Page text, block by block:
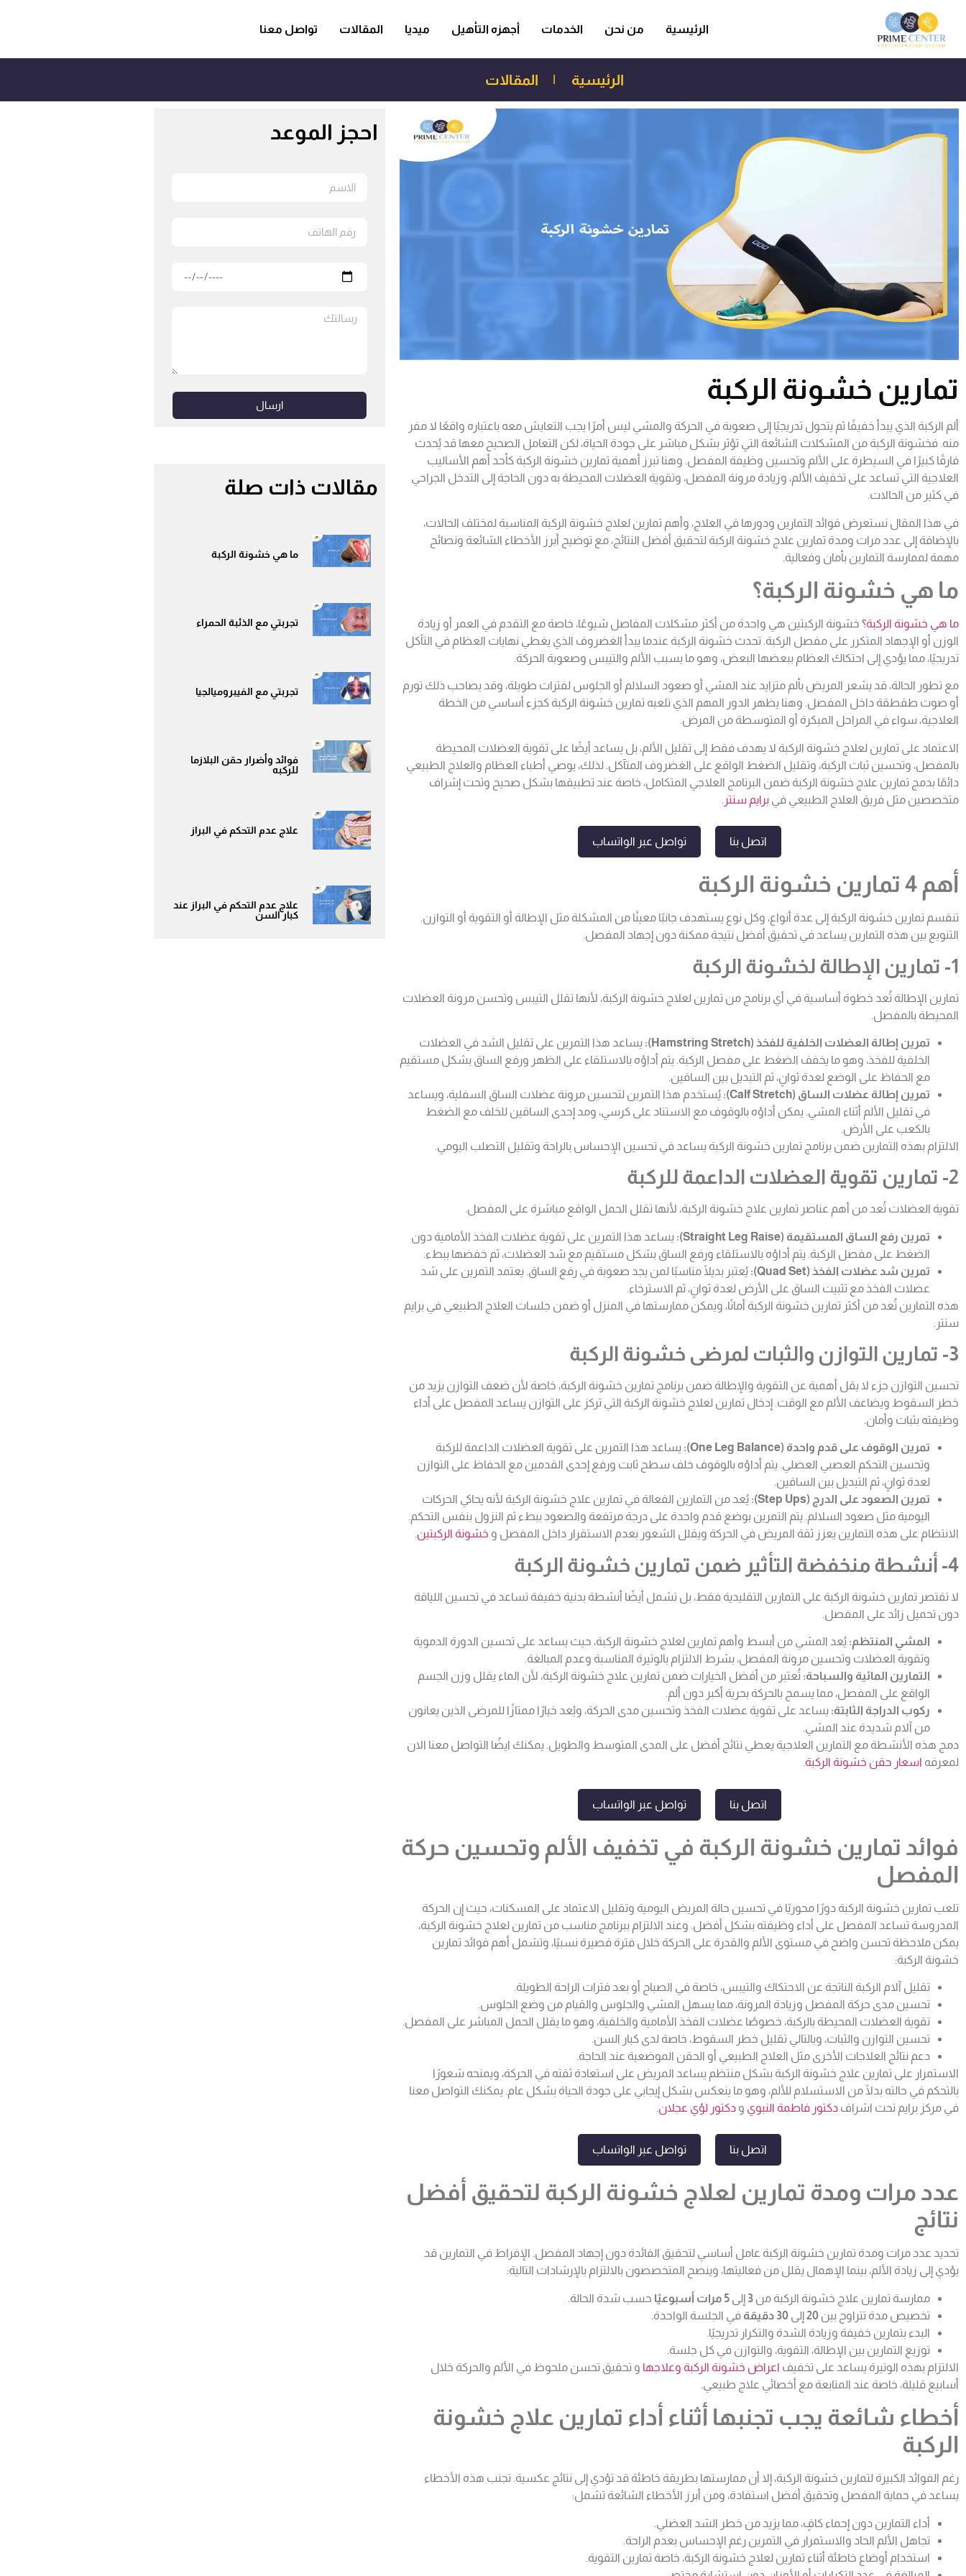
الرئيسية من نحن الخدمات أجهزه التأهيل ميديا المقالات تواصل معنا
الرئيسية | المقالات
تمارين خشونة الركبة
ألم الركبة الذي يبدأ خفيفًا ثم يتحول تدريجيًا إلى صعوبة في الحركة والمشي ليس أمرًا يجب التعايش معه باعتباره واقعًا لا مفر
منه. فخشونة الركبة من المشكلات الشائعة التي تؤثر بشكل مباشر على جودة الحياة، لكن التعامل الصحيح معها قد يُحدث
فارقًا كبيرًا في السيطرة على الألم وتحسين وظيفة المفصل. وهنا تبرز أهمية تمارين خشونة الركبة كأحد أهم الأساليب
العلاجية التي تساعد على تخفيف الألم، وزيادة مرونة المفصل، وتقوية العضلات المحيطة به دون الحاجة إلى التدخل الجراحي
في كثير من الحالات.
في هذا المقال نستعرض فوائد التمارين ودورها في العلاج، وأهم تمارين لعلاج خشونة الركبة المناسبة لمختلف الحالات،
بالإضافة إلى عدد مرات ومدة تمارين علاج خشونة الركبة لتحقيق أفضل النتائج، مع توضيح أبرز الأخطاء الشائعة ونصائح
مهمة لممارسة التمارين بأمان وفعالية.
ما هي خشونة الركبة؟
ما هي خشونة الركبة؟ خشونة الركبتين هي واحدة من أكثر مشكلات المفاصل شيوعًا، خاصة مع التقدم في العمر أو زيادة
الوزن أو الإجهاد المتكرر على مفصل الركبة. تحدث خشونة الركبة عندما يبدأ الغضروف الذي يغطي نهايات العظام في التآكل
تدريجيًا، مما يؤدي إلى احتكاك العظام ببعضها البعض، وهو ما يسبب الألم والتيبس وصعوبة الحركة.
مع تطور الحالة، قد يشعر المريض بألم متزايد عند المشي أو صعود السلالم أو الجلوس لفترات طويلة، وقد يصاحب ذلك تورم
أو صوت طقطقة داخل المفصل. وهنا يظهر الدور المهم الذي تلعبه تمارين خشونة الركبة كجزء أساسي من الخطة
العلاجية، سواء في المراحل المبكرة أو المتوسطة من المرض.
الاعتماد على تمارين لعلاج خشونة الركبة لا يهدف فقط إلى تقليل الألم، بل يساعد أيضًا على تقوية العضلات المحيطة
بالمفصل، وتحسين ثبات الركبة، وتقليل الضغط الواقع على الغضروف المتآكل. لذلك، يوصي أطباء العظام والعلاج الطبيعي
دائمًا بدمج تمارين علاج خشونة الركبة ضمن البرنامج العلاجي المتكامل، خاصة عند تطبيقها بشكل صحيح وتحت إشراف
متخصصين مثل فريق العلاج الطبيعي في برايم سنتر .
اتصل بنا تواصل عبر الواتساب
أهم 4 تمارين خشونة الركبة
تنقسم تمارين خشونة الركبة إلى عدة أنواع، وكل نوع يستهدف جانبًا معينًا من المشكلة مثل الإطالة أو التقوية أو التوازن.
التنويع بين هذه التمارين يساعد في تحقيق أفضل نتيجة ممكنة دون إجهاد المفصل.
1- تمارين الإطالة لخشونة الركبة
تمارين الإطالة تُعد خطوة أساسية في أي برنامج من تمارين لعلاج خشونة الركبة، لأنها تقلل التيبس وتحسن مرونة العضلات
المحيطة بالمفصل.
تمرين إطالة العضلات الخلفية للفخذ (Hamstring Stretch):
يساعد هذا التمرين على تقليل الشد في العضلات
الخلفية للفخذ، وهو ما يخفف الضغط على مفصل الركبة. يتم أداؤه بالاستلقاء على الظهر ورفع الساق بشكل مستقيم
مع الحفاظ على الوضع لعدة ثوانٍ، ثم التبديل بين الساقين.
تمرين إطالة عضلات الساق (Calf Stretch):
يُستخدم هذا التمرين لتحسين مرونة عضلات الساق السفلية، ويساعد
في تقليل الألم أثناء المشي. يمكن أداؤه بالوقوف مع الاستناد على كرسي، ومد إحدى الساقين للخلف مع الضغط
بالكعب على الأرض.
الالتزام بهذه التمارين ضمن برنامج تمارين خشونة الركبة يساعد في تحسين الإحساس بالراحة وتقليل التصلب اليومي.
2- تمارين تقوية العضلات الداعمة للركبة
تقوية العضلات تُعد من أهم عناصر تمارين علاج خشونة الركبة، لأنها تقلل الحمل الواقع مباشرة على المفصل.
تمرين رفع الساق المستقيمة (Straight Leg Raise):
يساعد هذا التمرين على تقوية عضلات الفخذ الأمامية دون
الضغط على مفصل الركبة. يتم أداؤه بالاستلقاء ورفع الساق بشكل مستقيم مع شد العضلات، ثم خفضها ببطء.
تمرين شد عضلات الفخذ (Quad Set):
يُعتبر بديلًا مناسبًا لمن يجد صعوبة في رفع الساق. يعتمد التمرين على شد
عضلات الفخذ مع تثبيت الساق على الأرض لعدة ثوانٍ، ثم الاسترخاء.
هذه التمارين تُعد من أكثر تمارين خشونة الركبة أمانًا، ويمكن ممارستها في المنزل أو ضمن جلسات العلاج الطبيعي في برايم
سنتر.
3- تمارين التوازن والثبات لمرضى خشونة الركبة
تحسين التوازن جزء لا يقل أهمية عن التقوية والإطالة ضمن برنامج تمارين خشونة الركبة، خاصة لأن ضعف التوازن يزيد من
خطر السقوط ويضاعف الألم مع الوقت. إدخال تمارين لعلاج خشونة الركبة التي تركز على التوازن يساعد المفصل على أداء
وظيفته بثبات وأمان.
تمرين الوقوف على قدم واحدة (One Leg Balance):
يساعد هذا التمرين على تقوية العضلات الداعمة للركبة
وتحسين التحكم العصبي العضلي. يتم أداؤه بالوقوف خلف سطح ثابت ورفع إحدى القدمين مع الحفاظ على التوازن
لعدة ثوانٍ، ثم التبديل بين الساقين.
تمرين الصعود على الدرج (Step Ups):
يُعد من التمارين الفعالة في تمارين علاج خشونة الركبة لأنه يحاكي الحركات
اليومية مثل صعود السلالم. يتم التمرين بوضع قدم واحدة على درجة مرتفعة والصعود ببطء ثم النزول بنفس التحكم.
الانتظام على هذه التمارين يعزز ثقة المريض في الحركة ويقلل الشعور بعدم الاستقرار داخل المفصل و خشونة الركبتين.
4- أنشطة منخفضة التأثير ضمن تمارين خشونة الركبة
لا تقتصر تمارين خشونة الركبة على التمارين التقليدية فقط، بل تشمل أيضًا أنشطة بدنية خفيفة تساعد في تحسين اللياقة
دون تحميل زائد على المفصل.
المشي المنتظم: يُعد المشي من أبسط وأهم تمارين لعلاج خشونة الركبة، حيث يساعد على تحسين الدورة الدموية
وتقوية العضلات وتحسين مرونة المفصل، بشرط الالتزام بالوتيرة المناسبة وعدم المبالغة.
التمارين المائية والسباحة: تُعتبر من أفضل الخيارات ضمن تمارين علاج خشونة الركبة، لأن الماء يقلل وزن الجسم
الواقع على المفصل، مما يسمح بالحركة بحرية أكبر دون ألم.
ركوب الدراجة الثابتة: يساعد على تقوية عضلات الفخذ وتحسين مدى الحركة، ويُعد خيارًا ممتازًا للمرضى الذين يعانون
من آلام شديدة عند المشي.
دمج هذه الأنشطة مع التمارين العلاجية يعطي نتائج أفضل على المدى المتوسط والطويل. يمكنك ايضُا التواصل معنا الان
لمعرفه اسعار حقن خشونة الركبة.
اتصل بنا تواصل عبر الواتساب
فوائد تمارين خشونة الركبة في تخفيف الألم وتحسين حركة
المفصل
تلعب تمارين خشونة الركبة دورًا محوريًا في تحسين حالة المريض اليومية وتقليل الاعتماد على المسكنات، حيث إن الحركة
المدروسة تساعد المفصل على أداء وظيفته بشكل أفضل. وعند الالتزام ببرنامج مناسب من تمارين لعلاج خشونة الركبة،
يمكن ملاحظة تحسن واضح في مستوى الألم والقدرة على الحركة خلال فترة قصيرة نسبيًا، وتشمل أهم فوائد تمارين
خشونة الركبة:
تقليل آلام الركبة الناتجة عن الاحتكاك والتيبس، خاصة في الصباح أو بعد فترات الراحة الطويلة.
تحسين مدى حركة المفصل وزيادة المرونة، مما يسهل المشي والجلوس والقيام من وضع الجلوس.
تقوية العضلات المحيطة بالركبة، خصوصًا عضلات الفخذ الأمامية والخلفية، وهو ما يقلل الحمل المباشر على المفصل.
تحسين التوازن والثبات، وبالتالي تقليل خطر السقوط، خاصة لدى كبار السن.
دعم نتائج العلاجات الأخرى مثل العلاج الطبيعي أو الحقن الموضعية عند الحاجة.
الاستمرار على تمارين علاج خشونة الركبة بشكل منتظم يساعد المريض على استعادة ثقته في الحركة، ويمنحه شعورًا
بالتحكم في حالته بدلًا من الاستسلام للألم، وهو ما ينعكس بشكل إيجابي على جودة الحياة بشكل عام. يمكنك التواصل معنا
في مركز برايم تحت اشراف دكتور فاطمة النبوي و دكتور لؤي عجلان.
اتصل بنا تواصل عبر الواتساب
عدد مرات ومدة تمارين لعلاج خشونة الركبة لتحقيق أفضل
نتائج
تحديد عدد مرات ومدة تمارين خشونة الركبة عامل أساسي لتحقيق الفائدة دون إجهاد المفصل. الإفراط في التمارين قد
يؤدي إلى زيادة الألم، بينما الإهمال يقلل من فعاليتها، وينصح المتخصصون بالالتزام بالإرشادات التالية:
ممارسة تمارين علاج خشونة الركبة من 3 إلى
حسب شدة الحالة.
تخصيص مدة تتراوح بين 20إلى 30 دقيقة
في الجلسة الواحدة.
البدء بتمارين خفيفة وزيادة الشدة والتكرار تدريجيًا.
توزيع التمارين بين الإطالة، التقوية، والتوازن في كل جلسة.
الالتزام بهذه الوتيرة يساعد على تخفيف اعراض خشونة الركبة وعلاجها و تحقيق تحسن ملحوظ في الألم والحركة خلال
أسابيع قليلة، خاصة عند المتابعة مع أخصائي علاج طبيعي.
أخطاء شائعة يجب تجنبها أثناء أداء تمارين علاج خشونة
الركبة
رغم الفوائد الكبيرة لتمارين خشونة الركبة، إلا أن ممارستها بطريقة خاطئة قد تؤدي إلى نتائج عكسية. تجنب هذه الأخطاء
يساعد في حماية المفصل وتحقيق أفضل استفادة، ومن أبرز الأخطاء الشائعة تشمل:
أداء التمارين دون إحماء كافٍ، مما يزيد من خطر الشد العضلي.
تجاهل الألم الحاد والاستمرار في التمرين رغم الإحساس بعدم الراحة.
استخدام أوضاع خاطئة أثناء تمارين لعلاج خشونة الركبة، خاصة تمارين التقوية.
احجز الموعد
ارسال
مقالات ذات صلة
ما هي خشونة الركبة
تجربتي مع الذئبة الحمراء
تجربتي مع الفيبروميالجيا
فوائد وأضرار حقن البلازما
للركبه
علاج عدم التحكم في البراز
علاج عدم التحكم في البراز عند
كبار السن